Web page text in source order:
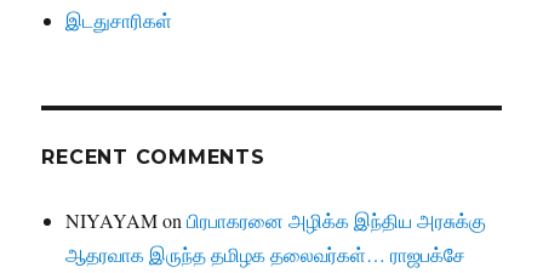
இடதுசாரிகள்
RECENT COMMENTS
NIYAYAMonபிரபாகரனை அழிக்க இந்திய அரசுக்கு
ஆதரவாக இருந்த தமிழக தலைவர்கள்… ராஜபக்சே